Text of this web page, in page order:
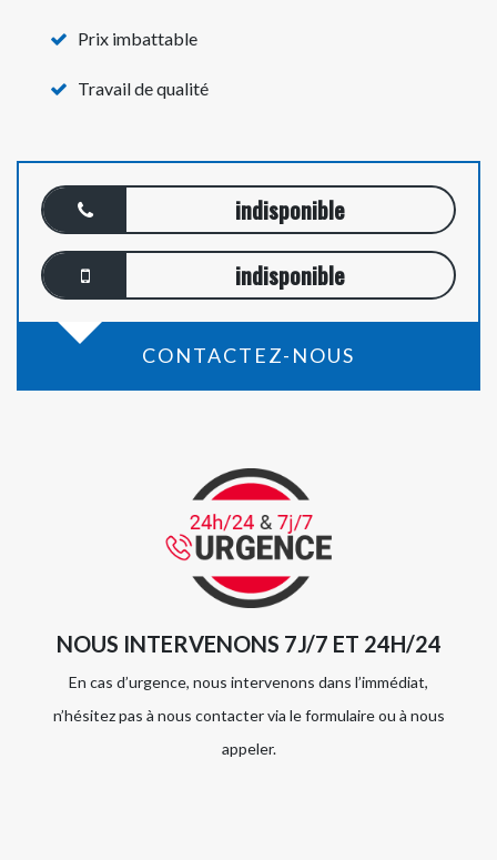
Prix imbattable
Travail de qualité
indisponible
indisponible
CONTACTEZ-NOUS
NOUS INTERVENONS 7J/7 ET 24H/24
En cas d’urgence, nous intervenons dans l’immédiat,
n’hésitez pas à nous contacter via le formulaire ou à nous
appeler.